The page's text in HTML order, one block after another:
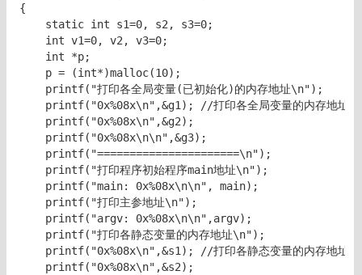
{
    static int s1=0, s2, s3=0;
    int v1=0, v2, v3=0;
    int *p;
    p = (int*)malloc(10);
    printf("打印各全局变量(已初始化)的内存地址\n");
    printf("0x%08x\n",&g1); //打印各全局变量的内存地址
    printf("0x%08x\n",&g2);
    printf("0x%08x\n\n",&g3);
    printf("======================\n");
    printf("打印程序初始程序main地址\n");
    printf("main: 0x%08x\n\n", main);
    printf("打印主参地址\n");
    printf("argv: 0x%08x\n\n",argv);
    printf("打印各静态变量的内存地址\n");
    printf("0x%08x\n",&s1); //打印各静态变量的内存地址
    printf("0x%08x\n",&s2);